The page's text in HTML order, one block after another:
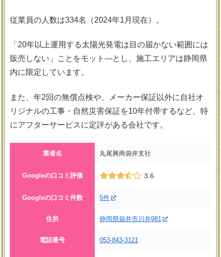
従業員の人数は334名（2024年1月現在）。
「20年以上運用する太陽光発電は目の届かない範囲には
販売しない」ことをモット―とし、施工エリアは静岡県
内に限定しています。
また、年2回の無償点検や、メーカー保証以外に自社オ
リジナルの工事・自然災害保証を10年付帯するなど、特
にアフターサービスに定評がある会社です。
業者名 丸尾興商袋井支社
Googleの口コミ評価 3.6
Googleの口コミ件数 5件
住所 静岡県袋井市川井981
電話番号 053-843-3121